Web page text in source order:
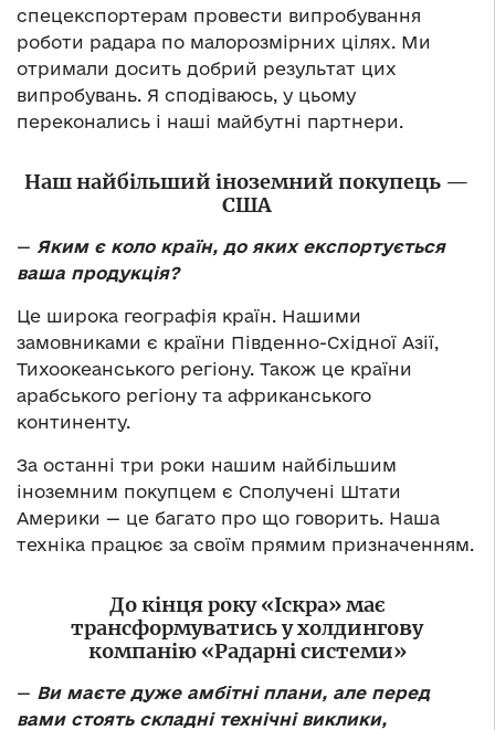
спецекспортерам провести випробування
роботи радара по малорозмірних цілях. Ми
отримали досить добрий результат цих
випробувань. Я сподіваюсь, у цьому
переконались і наші майбутні партнери.
Наш найбільший іноземний покупець —
США
— Яким є коло країн, до яких експортується
ваша продукція?
Це широка географія країн. Нашими
замовниками є країни Південно-Східної Азії,
Тихоокеанського регіону. Також це країни
арабського регіону та африканського
континенту.
За останні три роки нашим найбільшим
іноземним покупцем є Сполучені Штати
Америки — це багато про що говорить. Наша
техніка працює за своїм прямим призначенням.
До кінця року «Іскра» має
трансформуватись у холдингову
компанію «Радарні системи»
— Ви маєте дуже амбітні плани, але перед
вами стоять складні технічні виклики,